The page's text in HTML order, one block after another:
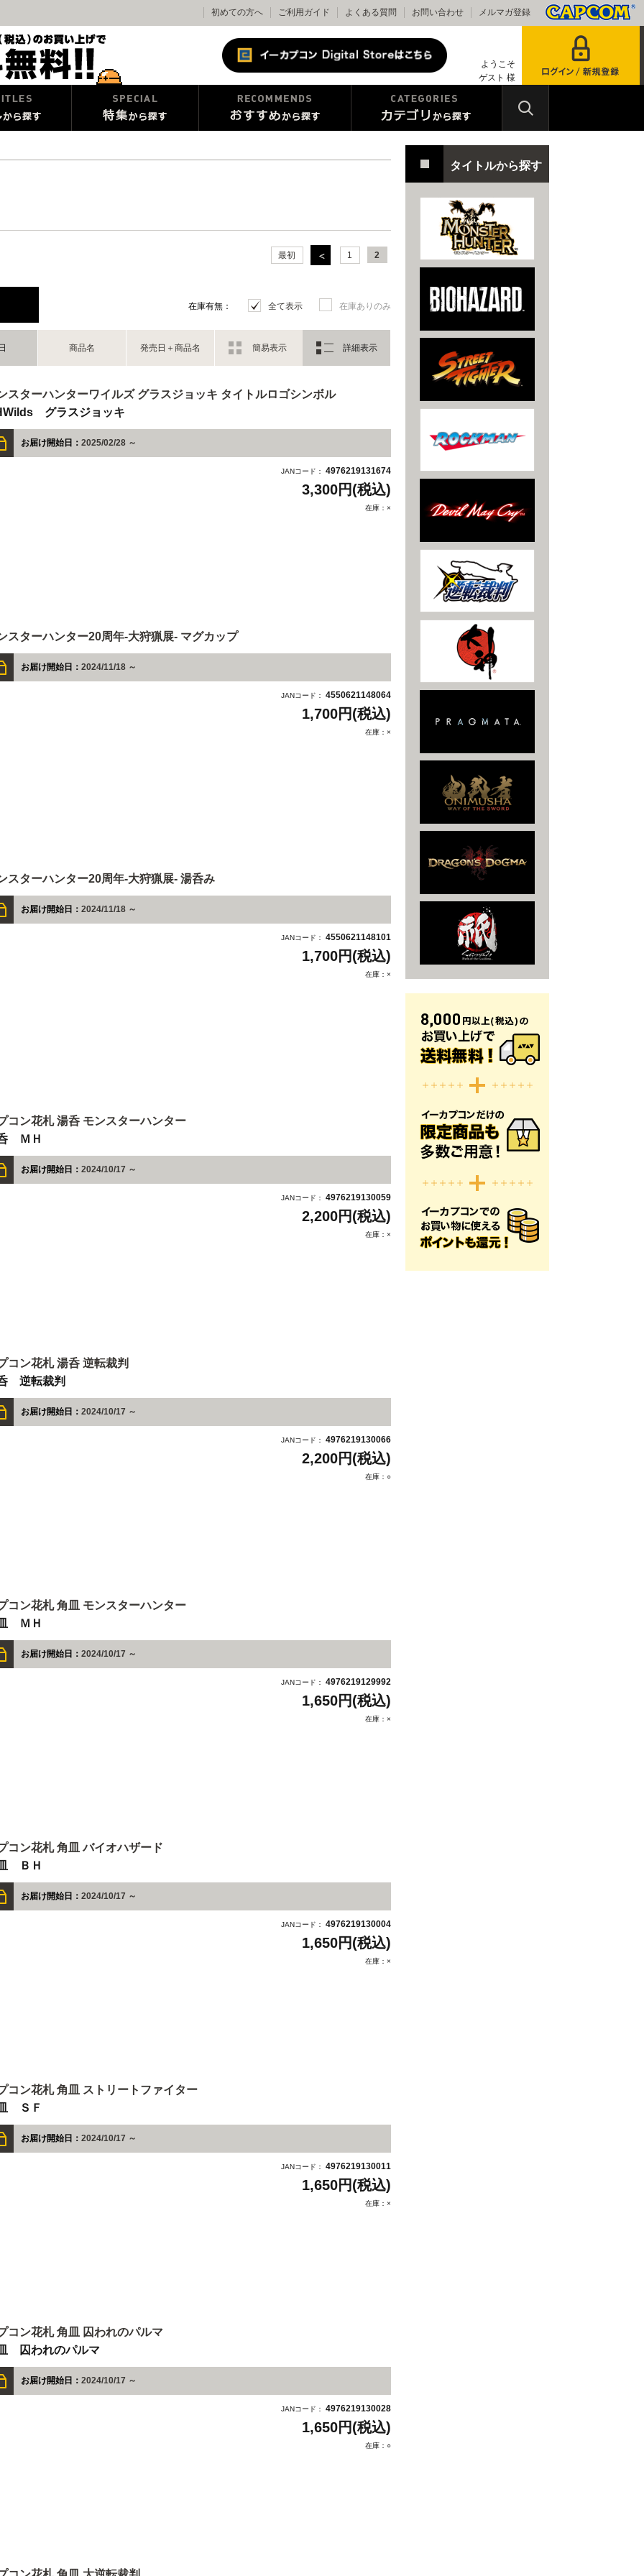
初めての方へ ご利用ガイド よくある質問 お問い合わせ メルマガ登録
ようこそ
ゲスト 様
最初 1 2
在庫有無： 全て表示 在庫ありのみ
商品名 発売日＋商品名 簡易表示 詳細表示
スターハンターワイルズ グラスジョッキ タイトルロゴシンボル
グラスジョッキ
お届け開始日： 2025/02/28 ～
JANコード： 4976219131674
3,300円(税込)
在庫：×
スターハンター20周年-大狩猟展- マグカップ
お届け開始日： 2024/11/18 ～
JANコード： 4550621148064
1,700円(税込)
在庫：×
スターハンター20周年-大狩猟展- 湯呑み
お届け開始日： 2024/11/18 ～
JANコード： 4550621148101
1,700円(税込)
在庫：×
コン花札 湯呑 モンスターハンター
ＭＨ
お届け開始日： 2024/10/17 ～
JANコード： 4976219130059
2,200円(税込)
在庫：×
コン花札 湯呑 逆転裁判
逆転裁判
お届け開始日： 2024/10/17 ～
JANコード： 4976219130066
2,200円(税込)
在庫：○
コン花札 角皿 モンスターハンター
ＭＨ
お届け開始日： 2024/10/17 ～
JANコード： 4976219129992
1,650円(税込)
在庫：×
コン花札 角皿 バイオハザード
ＢＨ
お届け開始日： 2024/10/17 ～
JANコード： 4976219130004
1,650円(税込)
在庫：×
コン花札 角皿 ストリートファイター
ＳＦ
お届け開始日： 2024/10/17 ～
JANコード： 4976219130011
1,650円(税込)
在庫：×
コン花札 角皿 囚われのパルマ
囚われのパルマ
お届け開始日： 2024/10/17 ～
JANコード： 4976219130028
1,650円(税込)
在庫：○
タイトルから探す